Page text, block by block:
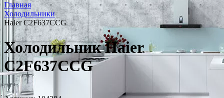
Главная
Холодильники
Haier C2F637CCG
Холодильник Haier
C2F637CCG